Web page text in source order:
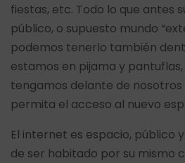
fiestas, etc. Todo lo que antes
público, o supuesto mundo
podemos tenerlo también
estamos en pijama y
tengamos delante de
permita el acceso al nuevo
El internet es espacio, público
de ser habitado por su mismo